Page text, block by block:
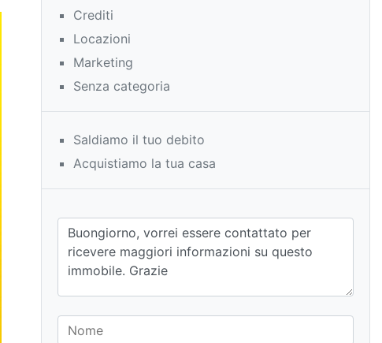
Crediti
Locazioni
Marketing
Senza categoria
Saldiamo il tuo debito
Acquistiamo la tua casa